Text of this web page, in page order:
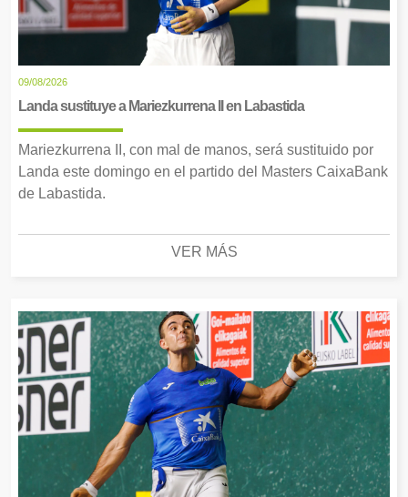
09/08/2026
Landa sustituye a Mariezkurrena II en Labastida
Mariezkurrena II, con mal de manos, será sustituido por
Landa este domingo en el partido del Masters CaixaBank
de Labastida.
VER MÁS